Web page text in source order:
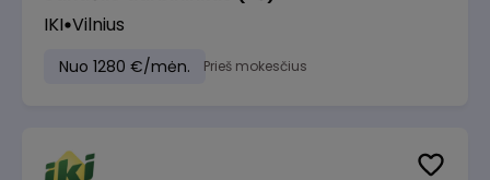
IKI Vilnius
Nuo 1280 €/mėn. Prieš mokesčius